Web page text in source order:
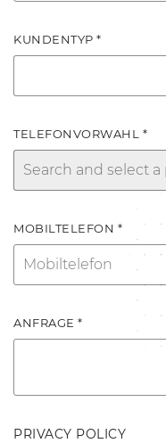
KUNDENTYP *
TELEFONVORWAHL *
MOBILTELEFON *
ANFRAGE *
PRIVACY POLICY